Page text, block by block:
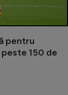
pentru
150 de